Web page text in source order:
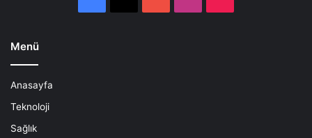
Menü
Anasayfa
Teknoloji
Sağlık